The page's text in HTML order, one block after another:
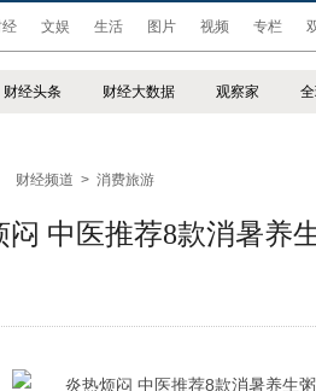
经 文娱 生活 图片 视频 专栏
财经头条 财经大数据 观察家
财经频道 > 消费旅游
闷 中医推荐8款消暑养